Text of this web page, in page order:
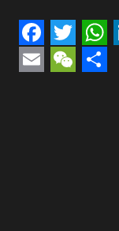
Facebook
Twitter